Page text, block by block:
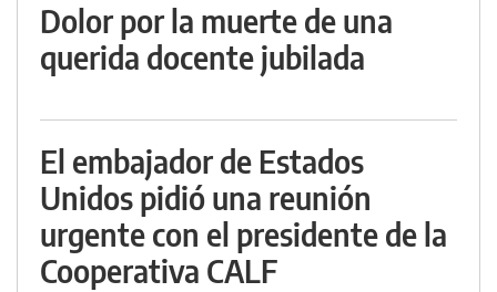
Dolor por la muerte de una
querida docente jubilada
El embajador de Estados
Unidos pidió una reunión
urgente con el presidente de la
Cooperativa CALF